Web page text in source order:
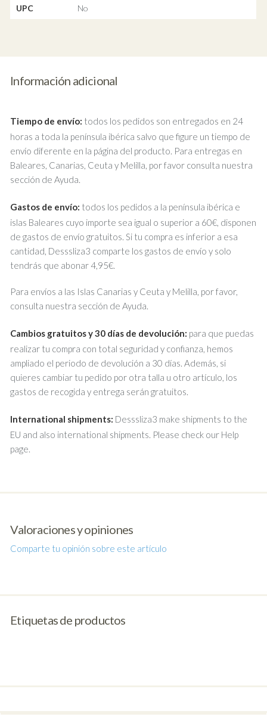
UPC No
Información adicional
Tiempo de envío: todos los pedidos son entregados en 24
horas a toda la península ibérica salvo que figure un tiempo de
envío diferente en la página del producto. Para entregas en
Baleares, Canarias, Ceuta y Melilla, por favor consulta nuestra
sección de Ayuda.
Gastos de envío: todos los pedidos a la península ibérica e
islas Baleares cuyo importe sea igual o superior a 60€, disponen
de gastos de envío gratuitos. Si tu compra es inferior a esa
cantidad, Desssliza3 comparte los gastos de envío y solo
tendrás que abonar 4,95€.
Para envíos a las Islas Canarias y Ceuta y Melilla, por favor,
consulta nuestra sección de Ayuda.
Cambios gratuitos y 30 días de devolución: para que puedas
realizar tu compra con total seguridad y confianza, hemos
ampliado el periodo de devolución a 30 días. Además, si
quieres cambiar tu pedido por otra talla u otro artículo, los
gastos de recogida y entrega serán gratuitos.
International shipments: Desssliza3 make shipments to the
EU and also international shipments. Please check our Help
page.
Valoraciones y opiniones
Comparte tu opinión sobre este artículo
Etiquetas de productos